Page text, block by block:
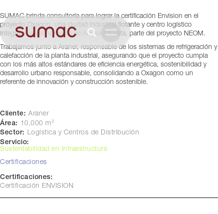
SUMAC brinda consultoría para lograr la certificación Envision en el
proyecto Oxagon, una ciudad industrial flotante y centro logístico
integrado en el noroeste de Arabia Saudita, parte del proyecto NEOM.
Trabajamos junto a Araner, responsable de los sistemas de refrigeración y
calefacción de la planta industrial, asegurando que el proyecto cumpla
con los más altos estándares de eficiencia energética, sostenibilidad y
desarrollo urbano responsable, consolidando a Oxagon como un
referente de innovación y construcción sostenible.
Cliente: Araner
Área: 10,000 m²
Sector: Logística y Centros de Distribución
Servicio:
Sustentabilidad en Infraestructura
Certificaciones
Certificaciones:
Certificación ENVISION